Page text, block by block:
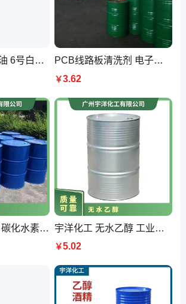
宇洋 120号溶剂油 6号白电油 橡胶塑胶行业材料清洗剂 去渍油 商家供应 PCB线路板清洗剂 电子板电路板去助焊剂油污 环保洗板水
￥3.62
桶装碳氢清洗剂 碳化水素清洁剂 电子五金塑胶机械工件设备洁净剂 宇洋化工 无水乙醇 工业级 消毒剂 清洗 国标含量99%
￥5.02